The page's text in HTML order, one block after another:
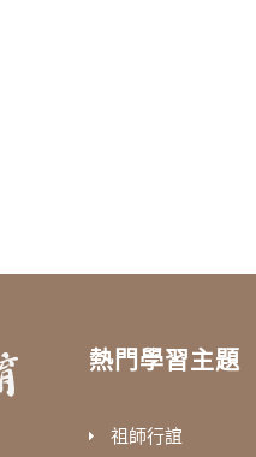
熱門學習主題
祖師行誼